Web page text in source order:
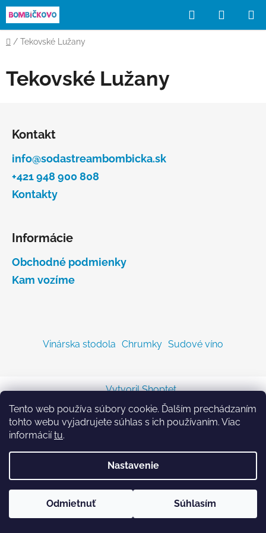
Tento web používa súbory cookie. Ďalším prechádzaním
tohto webu vyjadrujete súhlas s ich používaním. Viac
informáciítu.
Nastavenie
Odmietnuť Súhlasím
Prejsť
na
obsah
Hľadať
KOŠÍK
Domov
/ Tekovské Lužany
Tekovské Lužany
Kontakt
info@sodastreambombicka.sk
+421 948 900 808
Kontakty
Informácie
Obchodné podmienky
Kam vozíme
Vinárska stodola Chrumky Sudové víno
Vytvoril Shoptet
Copyright 2026
Sodastreambombicka.sk
. Všetky
práva vyhradené.